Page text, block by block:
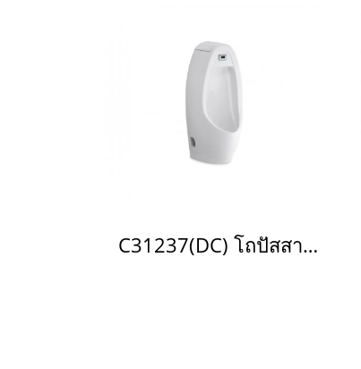
C31237(DC) โถปัสสาวะชาย รุ่น DOMESNICS